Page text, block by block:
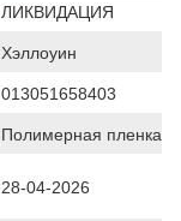
ЛИКВИДАЦИЯ
Хэллоуин
013051658403
Полимерная пленка
28-04-2026